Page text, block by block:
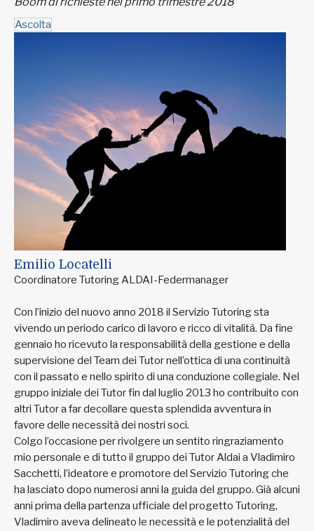
Ascolta
Emilio Locatelli
Coordinatore Tutoring ALDAI-Federmanager
Con l’inizio del nuovo anno 2018 il Servizio Tutoring sta
vivendo un periodo carico di lavoro e ricco di vitalità. Da fine
gennaio ho ricevuto la responsabilità della gestione e della
supervisione del Team dei Tutor nell’ottica di una continuità
con il passato e nello spirito di una conduzione collegiale. Nel
gruppo iniziale dei Tutor fin dal luglio 2013 ho contribuito con
altri Tutor a far decollare questa splendida avventura in
favore delle necessità dei nostri soci.
Colgo l’occasione per rivolgere un sentito ringraziamento
mio personale e di tutto il gruppo dei Tutor Aldai a Vladimiro
Sacchetti, l’ideatore e promotore del Servizio Tutoring che
ha lasciato dopo numerosi anni la guida del gruppo. Già alcuni
anni prima della partenza ufficiale del progetto Tutoring,
Vladimiro aveva delineato le necessità e le potenzialità del